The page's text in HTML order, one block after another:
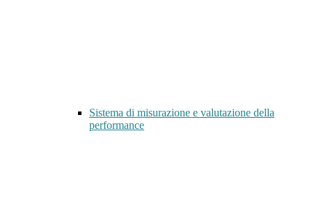
Sistema di misurazione e valutazione della
performance